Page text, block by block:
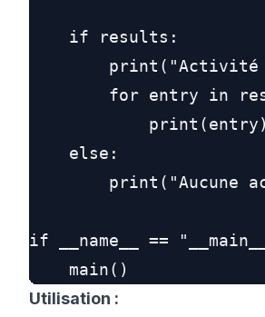
    if results:
for entry in
            print(entry)
    else:
print("Aucune
if __name__ ==
Utilisation :